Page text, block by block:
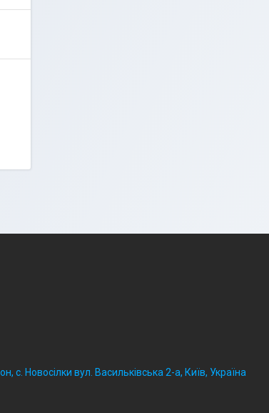
с. Новосілки вул. Васильківська 2-а, Київ, Україна